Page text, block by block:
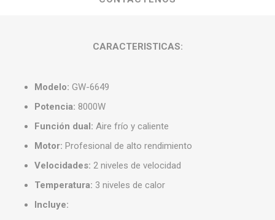
CARACTERISTICAS:
Modelo: GW-6649
Potencia: 8000W
Función dual: Aire frío y caliente
Motor: Profesional de alto rendimiento
Velocidades: 2 niveles de velocidad
Temperatura: 3 niveles de calor
Incluye: